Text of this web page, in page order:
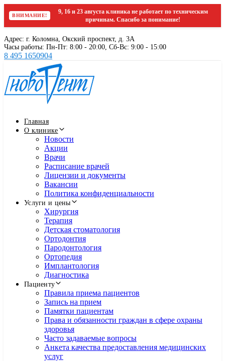
ВНИМАНИЕ!
9, 16 и 23 августа клиника не работает по техническим
причинам. Спасибо за понимание!
links
to
primary
navigation
to
content
Адрес: г. Коломна, Окский проспект, д. 3А
Часы работы: Пн-Пт: 8:00 - 20:00, Cб-Вс: 9:00 - 15:00
8 495 1650904
Главная
О клинике
Новости
Акции
Врачи
Расписание врачей
Лицензии и документы
Вакансии
Политика конфиденциальности
Услуги и цены
Хирургия
Терапия
Детская стоматология
Ортодонтия
Пародонтология
Ортопедия
Имплантология
Диагностика
Пациенту
Правила приема пациентов
Запись на прием
Памятки пациентам
Права и обязанности граждан в сфере охраны
здоровья
Часто задаваемые вопросы
Анкета качества предоставления медицинских
услуг